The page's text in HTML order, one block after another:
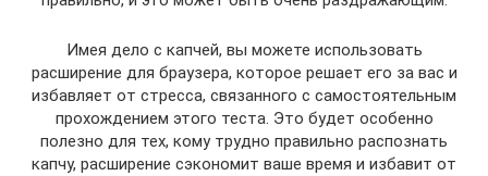
Имея дело с капчей, вы можете использовать
расширение для браузера, которое решает его за вас и
избавляет от стресса, связанного с самостоятельным
прохождением этого теста. Это будет особенно
полезно для тех, кому трудно правильно распознать
капчу, расширение сэкономит ваше время и избавит от